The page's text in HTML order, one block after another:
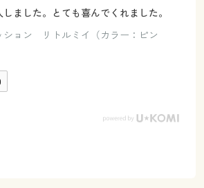
ました。とても喜んでくれました。
ション リトルミイ（カラー：ピン